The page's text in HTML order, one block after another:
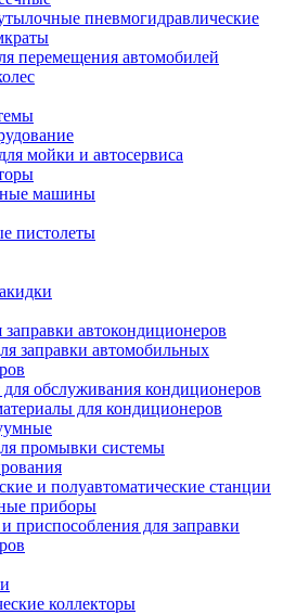
пневмогидравлические
перемещения автомобилей
мойки и автосервиса
машины
пистолеты
автокондиционеров
заправки автомобильных
обслуживания кондиционеров
для кондиционеров
промывки системы
и полуавтоматические станции
приборы
приспособления для заправки
коллекторы